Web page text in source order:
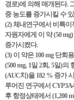
경로)에 의해 매개된다.
중 농도를 증가시킬 수
(2) 체내연구에서 비특이
자원자에게 이 약 (50
증가시켰다.
(3) 이 약은 100 mg 단회
(500 mg, 1일 2회, 5일)
(AUC치)을 182 % 증가
루어진 연구에서
후 항정상태에서 (1,200